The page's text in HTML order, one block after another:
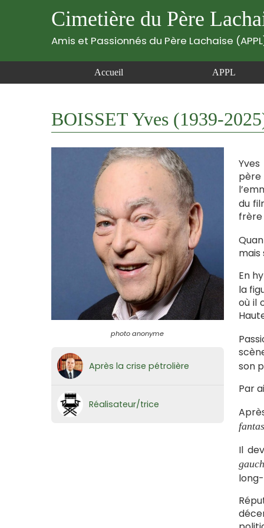
Cimetière du Père
Amis et Passionnés du Père Lachaise
Accueil APPL
BOISSET Yves (1939-
photo anonyme
Après la crise pétrolière
Réalisateur/trice
père
du
En
la
où il
son
Par
Il